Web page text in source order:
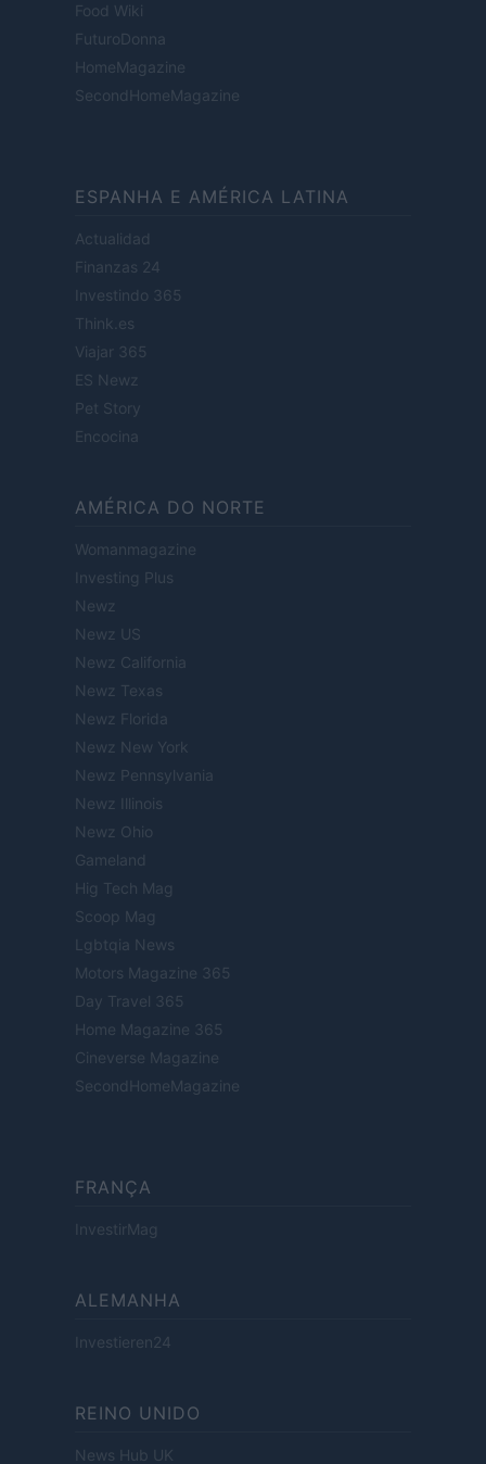
Food Wiki
FuturoDonna
HomeMagazine
SecondHomeMagazine
ESPANHA E AMÉRICA LATINA
Actualidad
Finanzas 24
Investindo 365
Think.es
Viajar 365
ES Newz
Pet Story
Encocina
AMÉRICA DO NORTE
Womanmagazine
Investing Plus
Newz
Newz US
Newz California
Newz Texas
Newz Florida
Newz New York
Newz Pennsylvania
Newz Illinois
Newz Ohio
Gameland
Hig Tech Mag
Scoop Mag
Lgbtqia News
Motors Magazine 365
Day Travel 365
Home Magazine 365
Cineverse Magazine
SecondHomeMagazine
FRANÇA
InvestirMag
ALEMANHA
Investieren24
REINO UNIDO
News Hub UK